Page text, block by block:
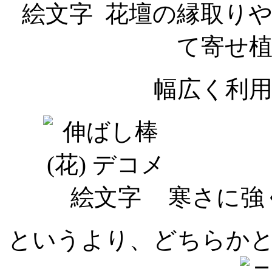
花壇の縁取り
て寄せ
幅広く利
寒さに
というより、どちらか